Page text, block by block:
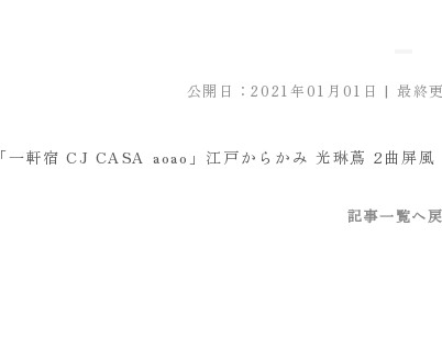
公開日：2021年01月01日 | 最終
「一軒宿 CJ CASA aoao」江戸からかみ 光琳蔦 2曲屏風
記事一覧へ